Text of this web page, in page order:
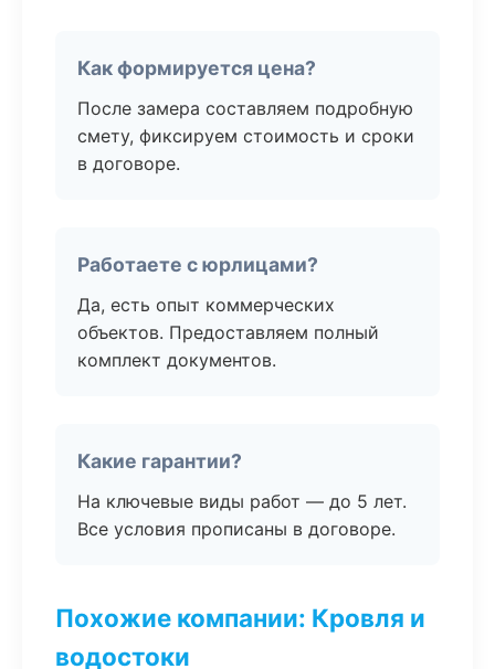
Как формируется цена?
После замера составляем подробную
смету, фиксируем стоимость и сроки
в договоре.
Работаете с юрлицами?
Да, есть опыт коммерческих
объектов. Предоставляем полный
комплект документов.
Какие гарантии?
На ключевые виды работ — до 5 лет.
Все условия прописаны в договоре.
Похожие компании: Кровля и
водостоки